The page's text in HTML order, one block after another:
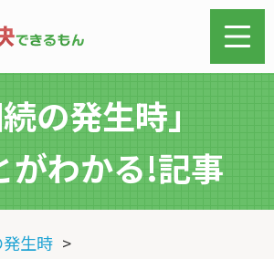
続の発生時」
がわかる!記事
生時